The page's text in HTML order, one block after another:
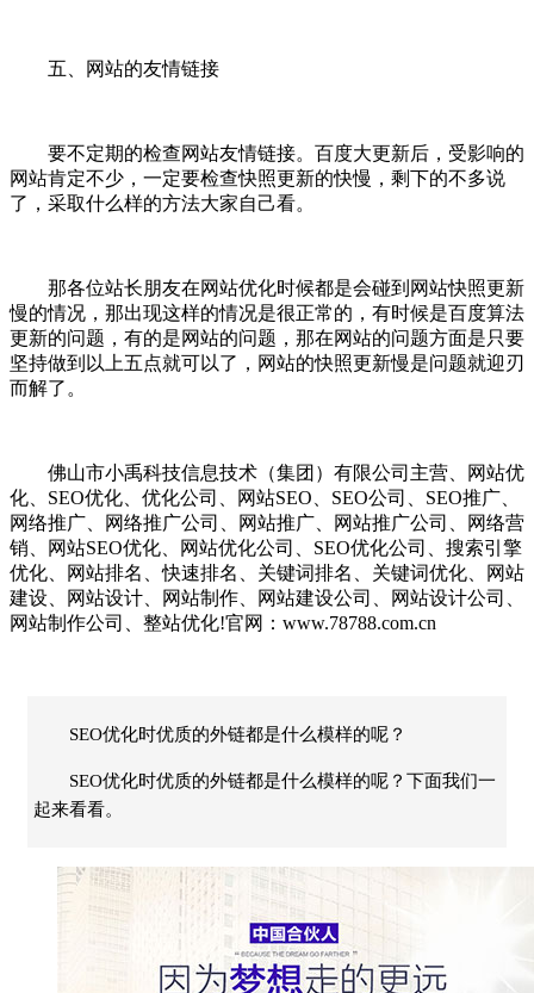
五、网站的友情链接
要不定期的检查网站友情链接。百度大更新后，受影响的
网站肯定不少，一定要检查快照更新的快慢，剩下的不多说
了，采取什么样的方法大家自己看。
那各位站长朋友在网站优化时候都是会碰到网站快照更新
慢的情况，那出现这样的情况是很正常的，有时候是百度算法
更新的问题，有的是网站的问题，那在网站的问题方面是只要
坚持做到以上五点就可以了，网站的快照更新慢是问题就迎刃
而解了。
佛山市小禹科技信息技术（集团）有限公司主营、网站优
化、SEO优化、优化公司、网站SEO、SEO公司、SEO推广、
网络推广、网络推广公司、网站推广、网站推广公司、网络营
销、网站SEO优化、网站优化公司、SEO优化公司、搜索引擎
优化、网站排名、快速排名、关键词排名、关键词优化、网站
建设、网站设计、网站制作、网站建设公司、网站设计公司、
网站制作公司、整站优化!官网：www.78788.com.cn
SEO优化时优质的外链都是什么模样的呢？
SEO优化时优质的外链都是什么模样的呢？下面我们一
起来看看。